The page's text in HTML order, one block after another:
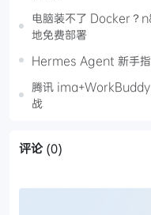
电脑装不了 Docker？
地免费部署
Hermes Agent 新手指
腾讯 ima+WorkBuddy
战
评论 (0)